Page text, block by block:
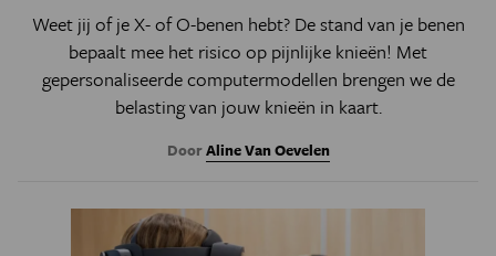
Weet jij of je X- of O-benen hebt? De stand van je benen
bepaalt mee het risico op pijnlijke knieën! Met
gepersonaliseerde computermodellen brengen we de
belasting van jouw knieën in kaart.
DoorAline Van Oevelen